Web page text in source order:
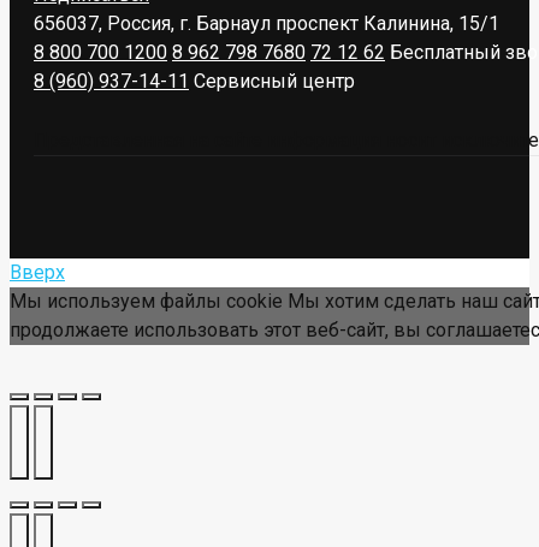
656037, Россия, г. Барнаул проспект Калинина, 15/1
8 800 700 1200 8 962 798 7680 72 12 62 Бесплатный
8 (960) 937-14-11 Сервисный центр
Представленная на сайте информация носит
Вверх
Мы используем файлы cookie Мы хотим сделать наш
продолжаете использовать этот веб-сайт, вы